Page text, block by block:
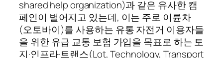
shared help organization)과 같은 유사한 캠
페인이 벌어지고 있는데, 이는 주로 이륜차
(오토바이)를 사용하는 유통 자전거 이용자들
을 위한 유급 교통 보험 가입을 목표로 하는 토
지·인프라·트랜스(Lot, Technology, Transport